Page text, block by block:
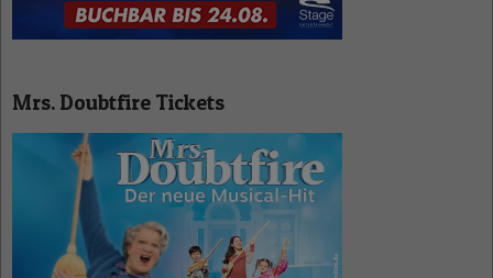
Mrs. Doubtfire Tickets